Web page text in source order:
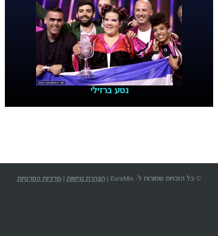
נטע ברזילי
© כל הזכויות שמורות ל- EuroMix | הצהרת נגישות| מדיניות הפרטיות